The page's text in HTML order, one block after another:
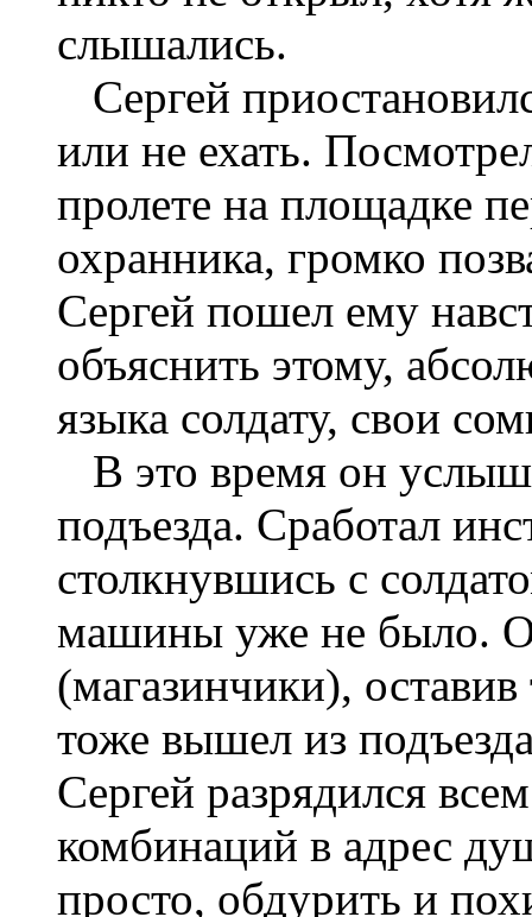
слышались.
Сергей
или не ехать.
пролете на пло­щадке
охранника, громко
Сергей пошел ему
объяснить этому,
языка солдату, свои
В это время он
подъезда. Сработал
столкнув­шись с
машины уже не было.
(магазинчики),
тоже вышел из
Сергей разрядился
комбинаций в адрес
просто, обдурить и